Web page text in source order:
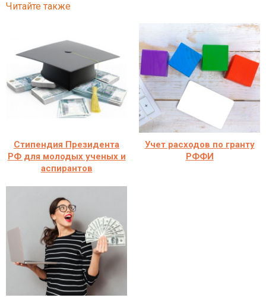
Читайте также
Стипендия Президента
РФ для молодых ученых и
аспирантов
Учет расходов по гранту
РФФИ